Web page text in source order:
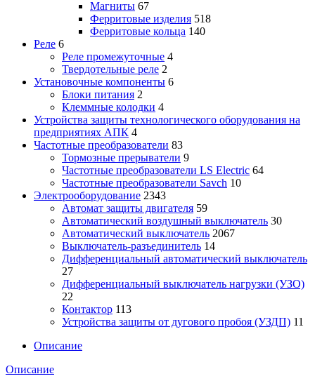
Магниты 67
Ферритовые изделия 518
Ферритовые кольца 140
Реле 6
Реле промежуточные 4
Твердотельные реле 2
Установочные компоненты 6
Блоки питания 2
Клеммные колодки 4
Устройства защиты технологического оборудования на
предприятиях АПК 4
Частотные преобразователи 83
Тормозные прерыватели 9
Частотные преобразователи LS Electric 64
Частотные преобразователи Savch 10
Электрооборудование 2343
Автомат защиты двигателя 59
Автоматический воздушный выключатель 30
Автоматический выключатель 2067
Выключатель-разъединитель 14
Дифференциальный автоматический выключатель
27
Дифференциальный выключатель нагрузки (УЗО)
22
Контактор 113
Устройства защиты от дугового пробоя (УЗДП) 11
Описание
Описание